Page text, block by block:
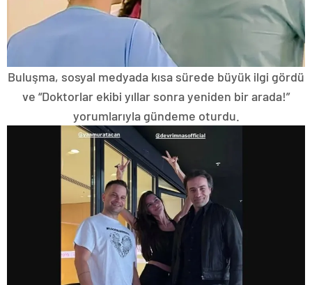
Buluşma, sosyal medyada kısa sürede büyük ilgi gördü
ve “Doktorlar ekibi yıllar sonra yeniden bir arada!”
yorumlarıyla gündeme oturdu.